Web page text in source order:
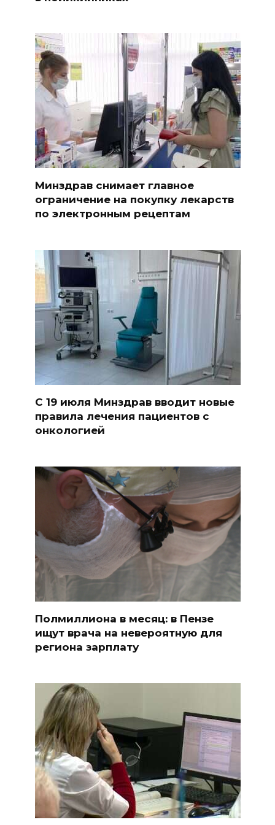
Минздрав снимает главное
ограничение на покупку лекарств
по электронным рецептам
С 19 июля Минздрав вводит новые
правила лечения пациентов с
онкологией
Полмиллиона в месяц: в Пензе
ищут врача на невероятную для
региона зарплату